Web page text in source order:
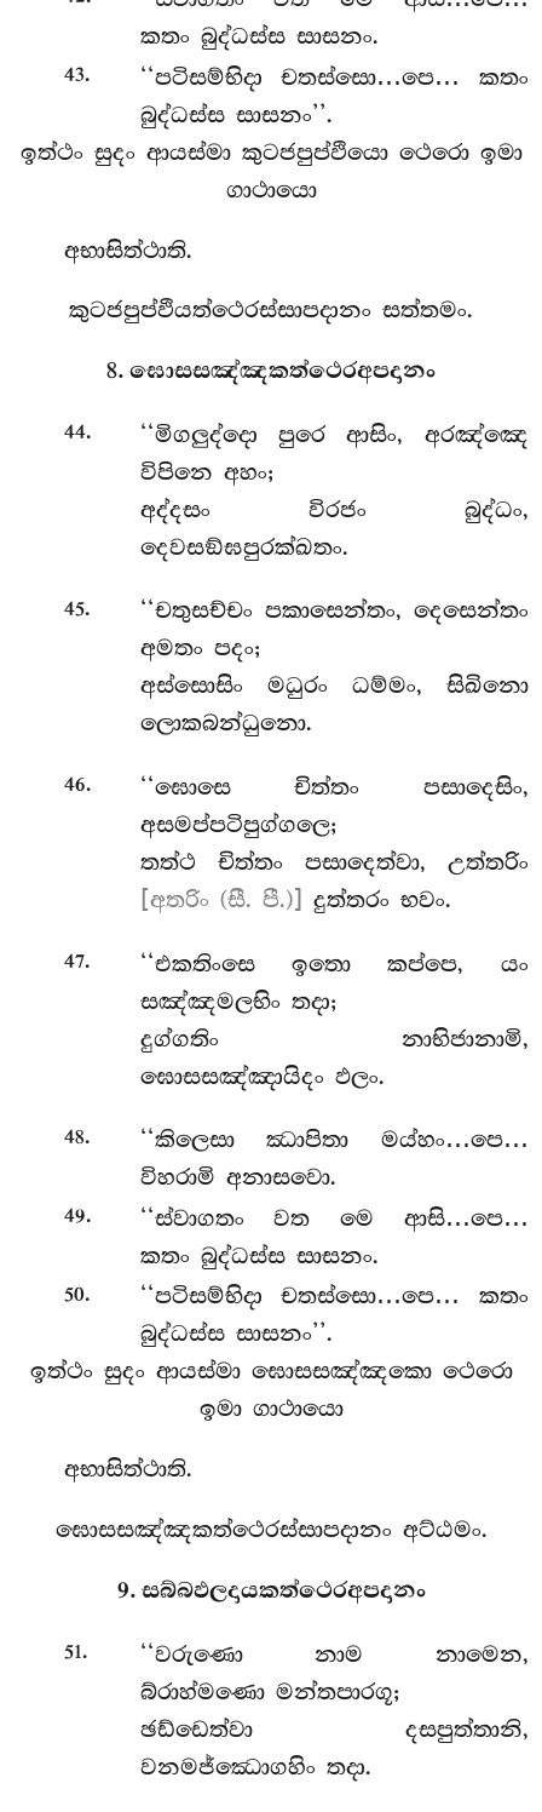
කතං බුද්ධස්ස සාසනං.
43.
‘‘පටිසම්භිදා චතස්සො…පෙ… කතං
බුද්ධස්ස සාසනං’’.
ඉත්ථං සුදං ආයස්මා කුටජපුප්ඵියො ථෙරො ඉමා
ගාථායො
අභාසිත්ථාති.
කුටජපුප්ඵියත්ථෙරස්සාපදානං සත්තමං.
8. ඝොසසඤ්ඤකත්ථෙරඅපදානං
44. ‘‘මිගලුද්දොපුරෙ ආසිං, අරඤ්ඤෙ
විපිනෙ අහං;
අද්දසං විරජං බුද්ධං,
දෙවසඞ්ඝපුරක්ඛතං.
45.
‘‘චතුසච්චං පකාසෙන්තං, දෙසෙන්තං
අමතං පදං;
අස්සොසිං මධුරං ධම්මං, සිඛිනො
ලොකබන්ධුනො.
46.
‘‘ඝොසෙ චිත්තං පසාදෙසිං,
අසමප්පටිපුග්ගලෙ;
තත්ථ චිත්තං පසාදෙත්වා, උත්තරිං
[අතරිං (සී. පී.)]
දුත්තරං භවං.
47.
‘‘එකතිංසෙ ඉතො කප්පෙ, යං
සඤ්ඤමලභිං තදා;
දුග්ගතිං නාභිජානාමි,
ඝොසසඤ්ඤායිදං ඵලං.
48.
‘‘කිලෙසා ඣාපිතා මය්හං…පෙ…
විහරාමි අනාසවො.
49.
‘‘ස්වාගතං වත මෙ ආසි…පෙ…
කතං බුද්ධස්ස සාසනං.
50.
‘‘පටිසම්භිදා චතස්සො…පෙ… කතං
බුද්ධස්ස සාසනං’’.
ඉත්ථං සුදං ආයස්මා ඝොසසඤ්ඤකො ථෙරො
ඉමා ගාථායො
අභාසිත්ථාති.
ඝොසසඤ්ඤකත්ථෙරස්සාපදානං අට්ඨමං.
9. සබ්බඵලදායකත්ථෙරඅපදානං
51. ‘‘වරුණොනාම නාමෙන,
බ්රාහ්මණො මන්තපාරගූ;
ඡඩ්ඩෙත්වා දසපුත්තානි,
වනමජ්ඣොගහිං තදා.